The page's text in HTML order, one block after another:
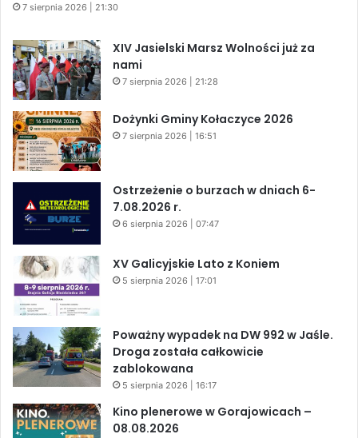
7 sierpnia 2026 | 21:30
XIV Jasielski Marsz Wolności już za
nami
7 sierpnia 2026 | 21:28
Dożynki Gminy Kołaczyce 2026
7 sierpnia 2026 | 16:51
Ostrzeżenie o burzach w dniach 6-
7.08.2026 r.
6 sierpnia 2026 | 07:47
XV Galicyjskie Lato z Koniem
5 sierpnia 2026 | 17:01
Poważny wypadek na DW 992 w Jaśle.
Droga została całkowicie
zablokowana
5 sierpnia 2026 | 16:17
Kino plenerowe w Gorajowicach –
08.08.2026